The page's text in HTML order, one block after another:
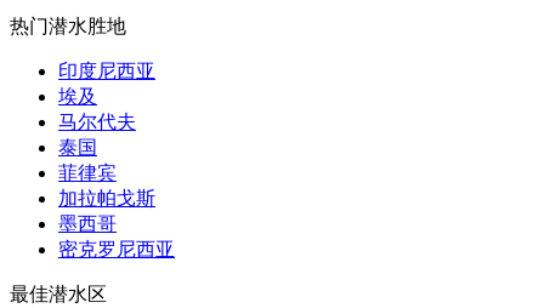
热门潜水胜地
印度尼西亚
埃及
马尔代夫
泰国
菲律宾
加拉帕戈斯
墨西哥
密克罗尼西亚
最佳潜水区